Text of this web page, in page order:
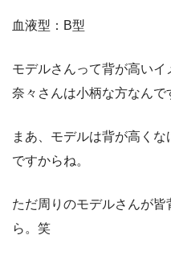
血液型：B型
モデルさんって背が高い
奈々さんは小柄な方なんで
まあ、モデルは背が高く
ですからね。
ただ周りのモデルさんが
ら。笑